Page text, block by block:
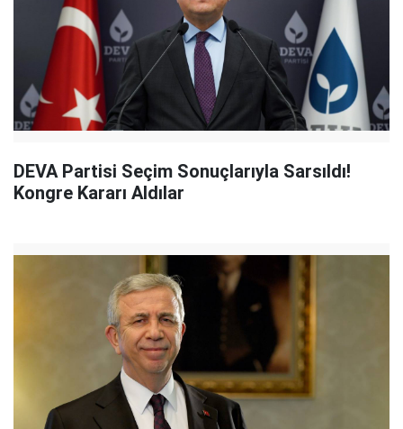
DEVA Partisi Seçim Sonuçlarıyla Sarsıldı!
Kongre Kararı Aldılar